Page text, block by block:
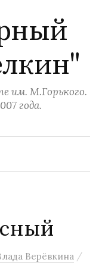
им. М.Горького.
года.
Верёвкина /